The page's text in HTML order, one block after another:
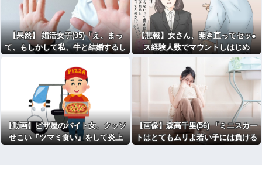
【呆然】 婚活女子(35)「え、まっ
て、もしかして私、牛と結婚するし
【悲報】女さん、開き直ってセッ●
ス経験人数でマウントしはじめ
【動画】ピザ屋のバイト女、クッソ
せこい『ツマミ食い』をして炎上
【画像】森高千里(56) 「ミニスカー
トはとてもムリよ若い子には負ける